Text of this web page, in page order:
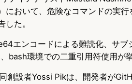
において、危険なコマンドの実
た。
エンコードによる難読化、サブ
bash環境での二重引用符使用が
創設者Yossi Pikは、開発者が